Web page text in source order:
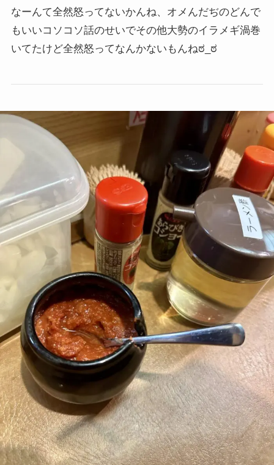
なーんて全然怒ってないかんね、オメんだぢのどんで
もいいコソコソ話のせいでその他大勢のイラメギ渦巻
いてたけど全然怒ってなんかないもんねಠ_ಠ